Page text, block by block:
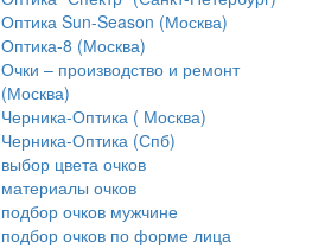
Оптика Sun-Season (Москва)
Оптика-8 (Москва)
Очки – производство и ремонт
(Москва)
Черника-Оптика ( Москва)
Черника-Оптика (Спб)
выбор цвета очков
материалы очков
подбор очков мужчине
подбор очков по форме лица